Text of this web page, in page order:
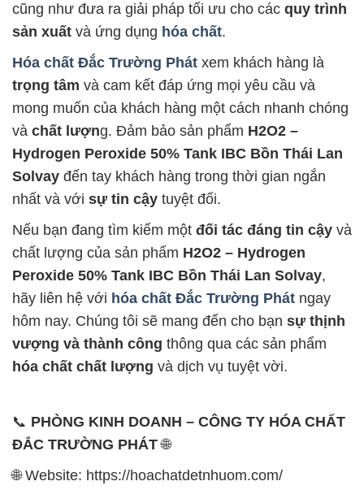
cũng như đưa ra giải pháp tối ưu cho các quy trình
sản xuất và ứng dụng hóa chất.
Hóa chất Đắc Trường Phát xem khách hàng là
trọng tâm và cam kết đáp ứng mọi yêu cầu và
mong muốn của khách hàng một cách nhanh chóng
và chất lượng. Đảm bảo sản phẩm H2O2 –
Hydrogen Peroxide 50% Tank IBC Bồn Thái Lan
Solvay đến tay khách hàng trong thời gian ngắn
nhất và với sự tin cậy tuyệt đối.
Nếu bạn đang tìm kiếm một đối tác đáng tin cậy và
chất lượng của sản phẩm H2O2 – Hydrogen
Peroxide 50% Tank IBC Bồn Thái Lan Solvay,
hãy liên hệ với hóa chất Đắc Trường Phát ngay
hôm nay. Chúng tôi sẽ mang đến cho bạn sự thịnh
vượng và thành công thông qua các sản phẩm
hóa chất chất lượng và dịch vụ tuyệt vời.
📞 PHÒNG KINH DOANH – CÔNG TY HÓA CHẤT
ĐẮC TRƯỜNG PHÁT🌐
🌐 Website: https://hoachatdetnhuom.com/